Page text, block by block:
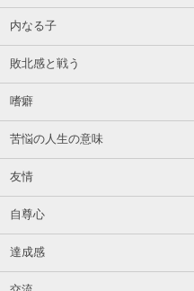
内なる子
敗北感と戦う
嗜癖
苦悩の人生の意味
友情
自尊心
達成感